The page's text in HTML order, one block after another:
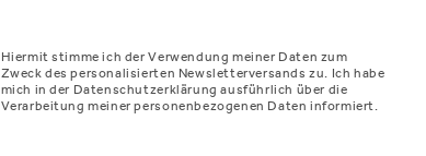
Hiermit stimme ich der Verwendung meiner Daten zum
Zweck des personalisierten Newsletterversands zu. Ich habe
mich in der Datenschutzerklärung ausführlich über die
Verarbeitung meiner personenbezogenen Daten informiert.